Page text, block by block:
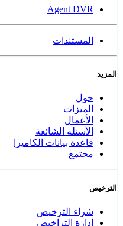
Agent DVR
المستندات
المزيد
حول
الميزات
الأعمال
الأسئلة الشائعة
قاعدة بيانات الكاميرا
مجتمع
الترخيص
شراء الترخيص
إدارة التراخيص